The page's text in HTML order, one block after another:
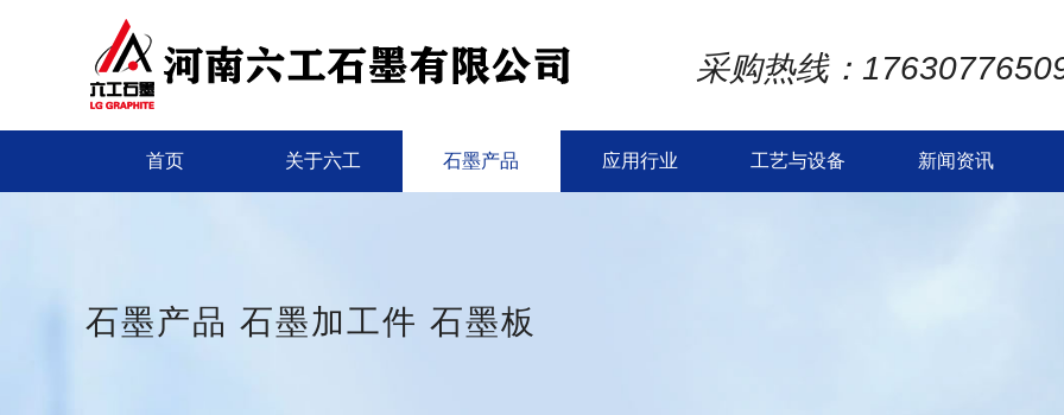
采购热线：
首页 关于六工 石墨产品 应用行业 工艺与设备 新闻资讯
石墨产品 石墨加工件 石墨板